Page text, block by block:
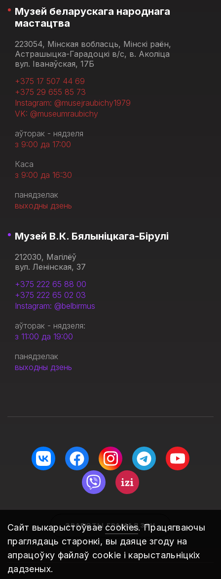
Сайт выкарыстоўвае cookies. Працягваючы
праглядаць старонкі, вы даяце згоду на
апрацоўку файлаў cookie і карыстальніцкіх
дадзеных.
Музей беларускага народнага
мастацтва
223054, Мінская вобласць, Мінскі раён,
Астрашыцка-Гарадоцкі в/с, в. Аколіца
вул. Іванаўская, 17Б
+375 17 507 44 69
+375 29 655 85 73
Instagram: @musejraubichy1979
VK: @museumraubichy
аўторак - нядзеля
з 9:00 да 17:00
Каса
з 9:00 да 16:30
панядзелак
выходны дзень
Музей В.К. Бялыніцкага-Бірулі
212030, Магілёў
вул. Ленінская, 37
+375 222 65 88 00
+375 222 65 02 03
Instagram: @belbirmus
аўторак - нядзеля:
з 11:00 да 19:00
панядзелак
выходны дзень
ЗВАРОТЫ ГРАМАДЗЯН